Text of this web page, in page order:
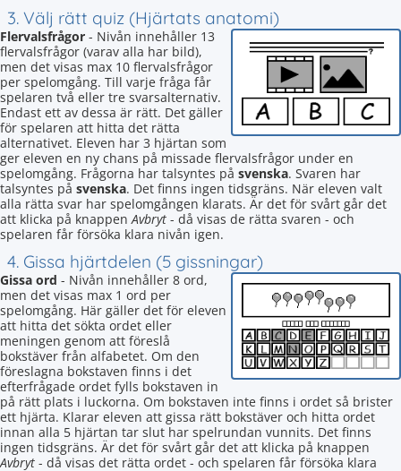
3. Välj rätt quiz (Hjärtats anatomi)
Flervalsfrågor - Nivån innehåller 13
flervalsfrågor (varav alla har bild),
men det visas max 10 flervalsfrågor
per spelomgång. Till varje fråga får
spelaren två eller tre svarsalternativ.
Endast ett av dessa är rätt. Det gäller
för spelaren att hitta det rätta
alternativet. Eleven har 3 hjärtan som
ger eleven en ny chans på missade flervalsfrågor under en
spelomgång. Frågorna har talsyntes på svenska. Svaren har
talsyntes på svenska. Det finns ingen tidsgräns. När eleven valt
alla rätta svar har spelomgången klarats. Är det för svårt går det
att klicka på knappenAvbryt - då visas de rätta svaren - och
spelaren får försöka klara nivån igen.
4. Gissa hjärtdelen (5 gissningar)
Gissa ord - Nivån innehåller 8 ord,
men det visas max 1 ord per
spelomgång. Här gäller det för eleven
att hitta det sökta ordet eller
meningen genom att föreslå
bokstäver från alfabetet. Om den
föreslagna bokstaven finns i det
efterfrågade ordet fylls bokstaven in
på rätt plats i luckorna. Om bokstaven inte finns i ordet så brister
ett hjärta. Klarar eleven att gissa rätt bokstäver och hitta ordet
innan alla 5 hjärtan tar slut har spelrundan vunnits. Det finns
ingen tidsgräns. Är det för svårt går det att klicka på knappen
Avbryt - då visas det rätta ordet - och spelaren får försöka klara